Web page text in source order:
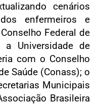
cenários
enfermeiros e
Federal de
a Universidade de
com o Conselho
Saúde (Conass); o
Municipais
Brasileira